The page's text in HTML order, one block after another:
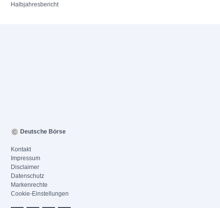
Halbjahresbericht
Deutsche Börse
Kontakt
Impressum
Disclaimer
Datenschutz
Markenrechte
Cookie-Einstellungen